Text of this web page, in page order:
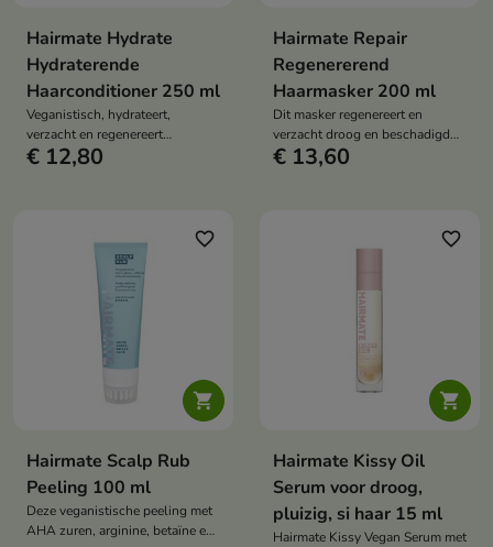
Hairmate Hydrate
Hydraterende
Haarconditioner 250 ml
Veganistisch, hydrateert,
verzacht en regenereert
beschadigd, krullend en si haar
verzorgen is zonder het te
€ 12,80
Hairmate Repair
Regenererend
Haarmasker 200 ml
Dit masker regenereert en
verzacht droog en beschadigd
haar grondig. Het is sulfaat- en
€ 13,60

favorite_border
Hairmate Scalp Rub
Peeling 100 ml
Deze veganistische peeling met
AHA zuren, arginine, betaïne en

favorite_border
Hairmate Kissy Oil
Serum voor droog,
pluizig, si haar 15 ml
Hairmate Kissy Vegan Serum met